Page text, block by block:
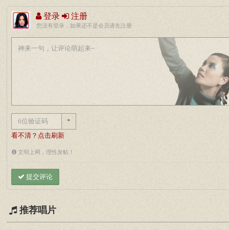
登录 注册
您没有登录，如果还不是会员请先注册
*
看不清？点击刷新
文明上网，理性发帖！
提交评论
推荐唱片